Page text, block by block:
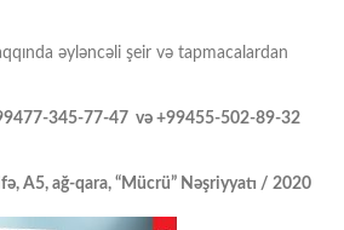
əyləncəli şeir və tapmacalardan
345-77-47 və +99455-502-89-32
A5, ağ-qara, “Mücrü” Nəşriyyatı / 2020